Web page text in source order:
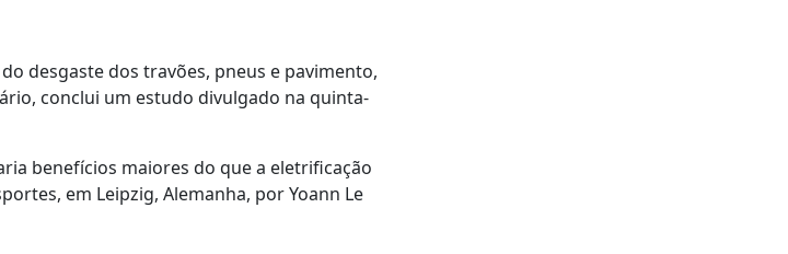
desgaste dos travões, pneus e pavimento,
conclui um estudo divulgado na quinta-
benefícios maiores do que a eletrificação
em Leipzig, Alemanha, por Yoann Le